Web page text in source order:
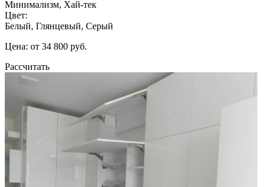
Минимализм, Хай-тек
Цвет:
Белый, Глянцевый, Серый
Цена: от 34 800 руб.
Рассчитать